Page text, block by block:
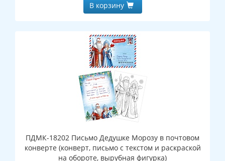
В корзину
ПДМК-18202 Письмо Дедушке Морозу в почтовом
конверте (конверт, письмо с текстом и раскраской
на обороте, вырубная фигурка)